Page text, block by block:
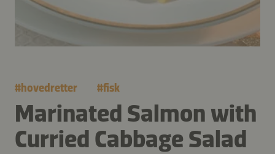
#hovedretter #fisk
Marinated Salmon with
Curried Cabbage Salad